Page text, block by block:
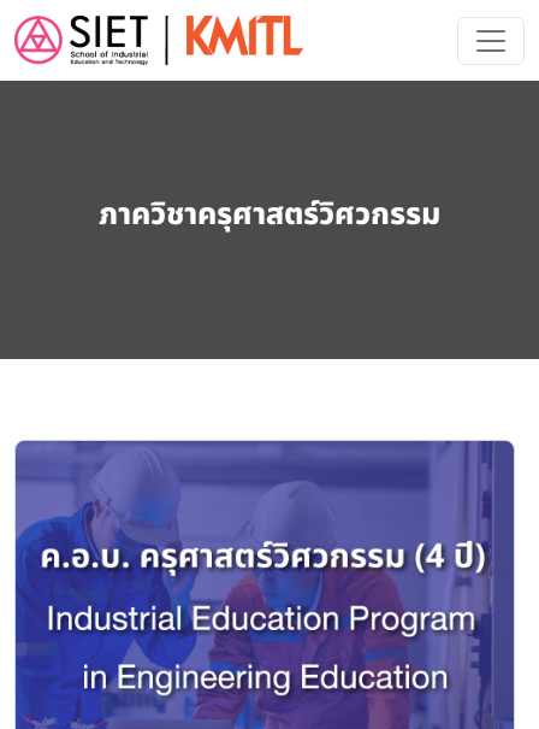
Skip to main content
ภาควิชาครุศาสตร์วิศวกรรม